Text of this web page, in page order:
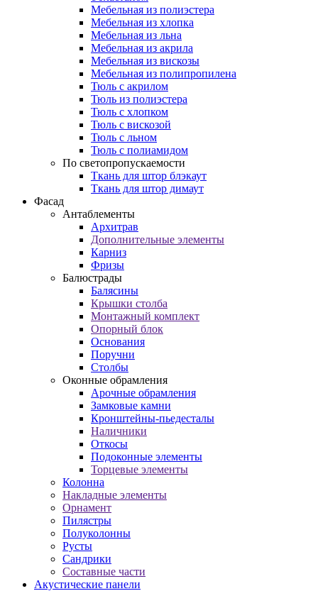
Мебельная из полиэстера
Мебельная из хлопка
Мебельная из льна
Мебельная из акрила
Мебельная из вискозы
Мебельная из полипропилена
Тюль с акрилом
Тюль из полиэстера
Тюль с хлопком
Тюль с вискозой
Тюль с льном
Тюль с полиамидом
По светопропускаемости
Ткань для штор блэкаут
Ткань для штор димаут
Фасад
Антаблементы
Архитрав
Дополнительные элементы
Карниз
Фризы
Балюстрады
Балясины
Крышки столба
Монтажный комплект
Опорный блок
Основания
Поручни
Столбы
Оконные обрамления
Арочные обрамления
Замковые камни
Кронштейны-пьедесталы
Наличники
Откосы
Подоконные элементы
Торцевые элементы
Колонна
Накладные элементы
Орнамент
Пилястры
Полуколонны
Русты
Сандрики
Составные части
Акустические панели